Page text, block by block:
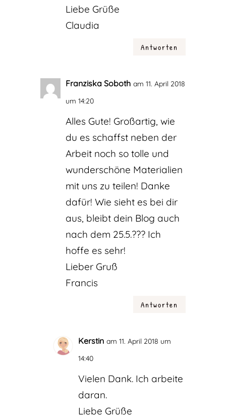
Liebe Grüße
Claudia
Antworten
Franziska Soboth am 11. April 2018
um 14:20
Alles Gute! Großartig, wie
du es schaffst neben der
Arbeit noch so tolle und
wunderschöne Materialien
mit uns zu teilen! Danke
dafür! Wie sieht es bei dir
aus, bleibt dein Blog auch
nach dem 25.5.??? Ich
hoffe es sehr!
Lieber Gruß
Francis
Antworten
Kerstin am 11. April 2018 um
14:40
Vielen Dank. Ich arbeite
daran.
Liebe Grüße